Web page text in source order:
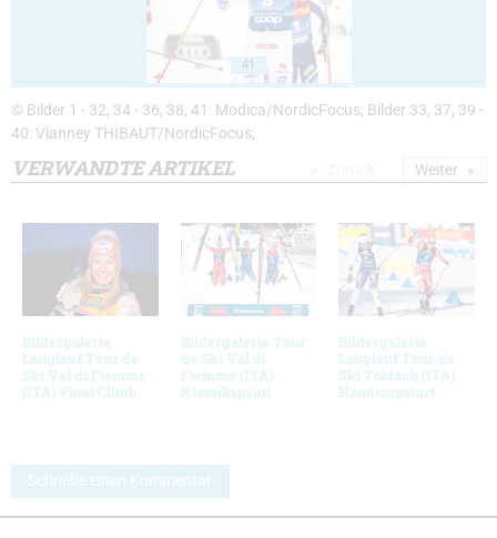
41
© Bilder 1 - 32, 34 - 36, 38, 41: Modica/NordicFocus; Bilder 33, 37, 39 -
40: Vianney THIBAUT/NordicFocus;
VERWANDTE ARTIKEL
Bildergalerie
Langlauf Tour de
Ski Val di Fiemme
(ITA) Final Climb
Bildergalerie Tour
de Ski Val di
Fiemme (ITA)
Klassiksprint
Bildergalerie
Langlauf Tour de
Ski Toblach (ITA)
Handicapstart
Weiter
Schreibe einen Kommentar